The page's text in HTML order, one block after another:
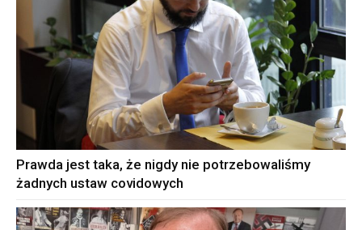
Prawda jest taka, że nigdy nie potrzebowaliśmy
żadnych ustaw covidowych